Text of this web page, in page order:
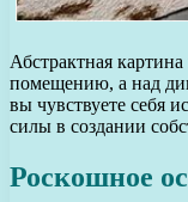
Абстрактная
помещению, а над
вы чувствуете себя
силы в создании
Роскошное